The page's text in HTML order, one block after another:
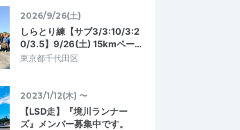
2026/9/26(土)
しらとり練【サブ3/3:10/3:2
0/3.5】9/26(土) 15kmペー…
東京都千代田区
2023/1/12(木) 〜
【LSD走】『境川ランナー
ズ』メンバー募集中です。